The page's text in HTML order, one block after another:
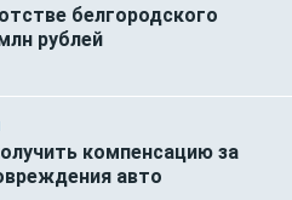
белгородского
рублей
компенсацию за
авто